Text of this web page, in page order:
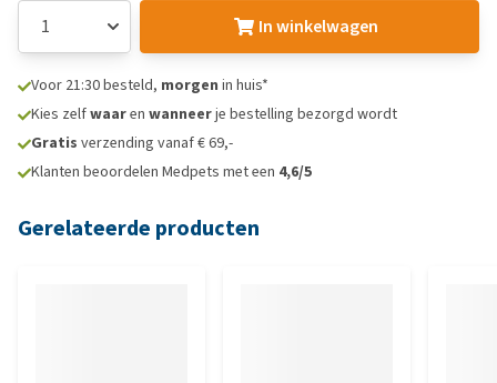
In winkelwagen
Voor 21:30 besteld, morgen in huis*
Kies zelfwaaren wanneerje bestelling bezorgd wordt
Gratis verzending vanaf € 69,-
Klanten beoordelen Medpets met een 4,6/5
Gerelateerde producten